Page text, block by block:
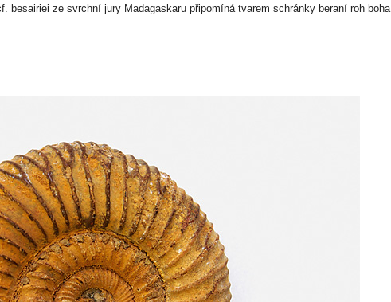
besairiei ze svrchní jury Madagaskaru připomíná tvarem schránky beraní roh boha